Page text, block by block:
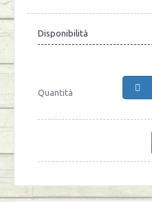
Disponibilità
Quantità